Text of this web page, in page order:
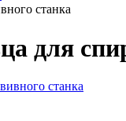
станка
для